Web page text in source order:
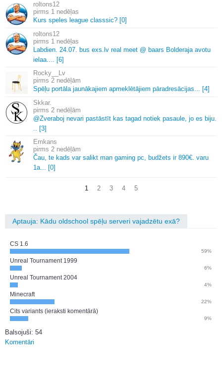
roltons12
1 nedēļas
Kurs speles league classsic? [0]
roltons12
1 nedēļas
Labdien. 24.07. bus exs. lv real meet @ baars Bolderaja avotu
ielaa.... [6]
Rocky__Lv
2 nedēļām
Spēļu portāla jaunākajiem apmeklētājiem pāradresācijas... [4]
Skkar.
2 nedēļām
@Zveraboj nevari pastāstīt kas tagad notiek pasaule, jo es biju.
.. [3]
Emkans
2 nedēļām
Čau, te kads var salikt man gaming pc, budžets ir 890€. varu
1a... [0]
1 2 3 4 5
Aptauja: Kādu oldschool spēļu serveri vajadzētu exā?
CS 1.6
59%
Unreal Tournament 1999
6%
Unreal Tournament 2004
4%
Minecraft
22%
Cits variants (ieraksti komentārā)
9%
Balsojuši: 54
Komentāri